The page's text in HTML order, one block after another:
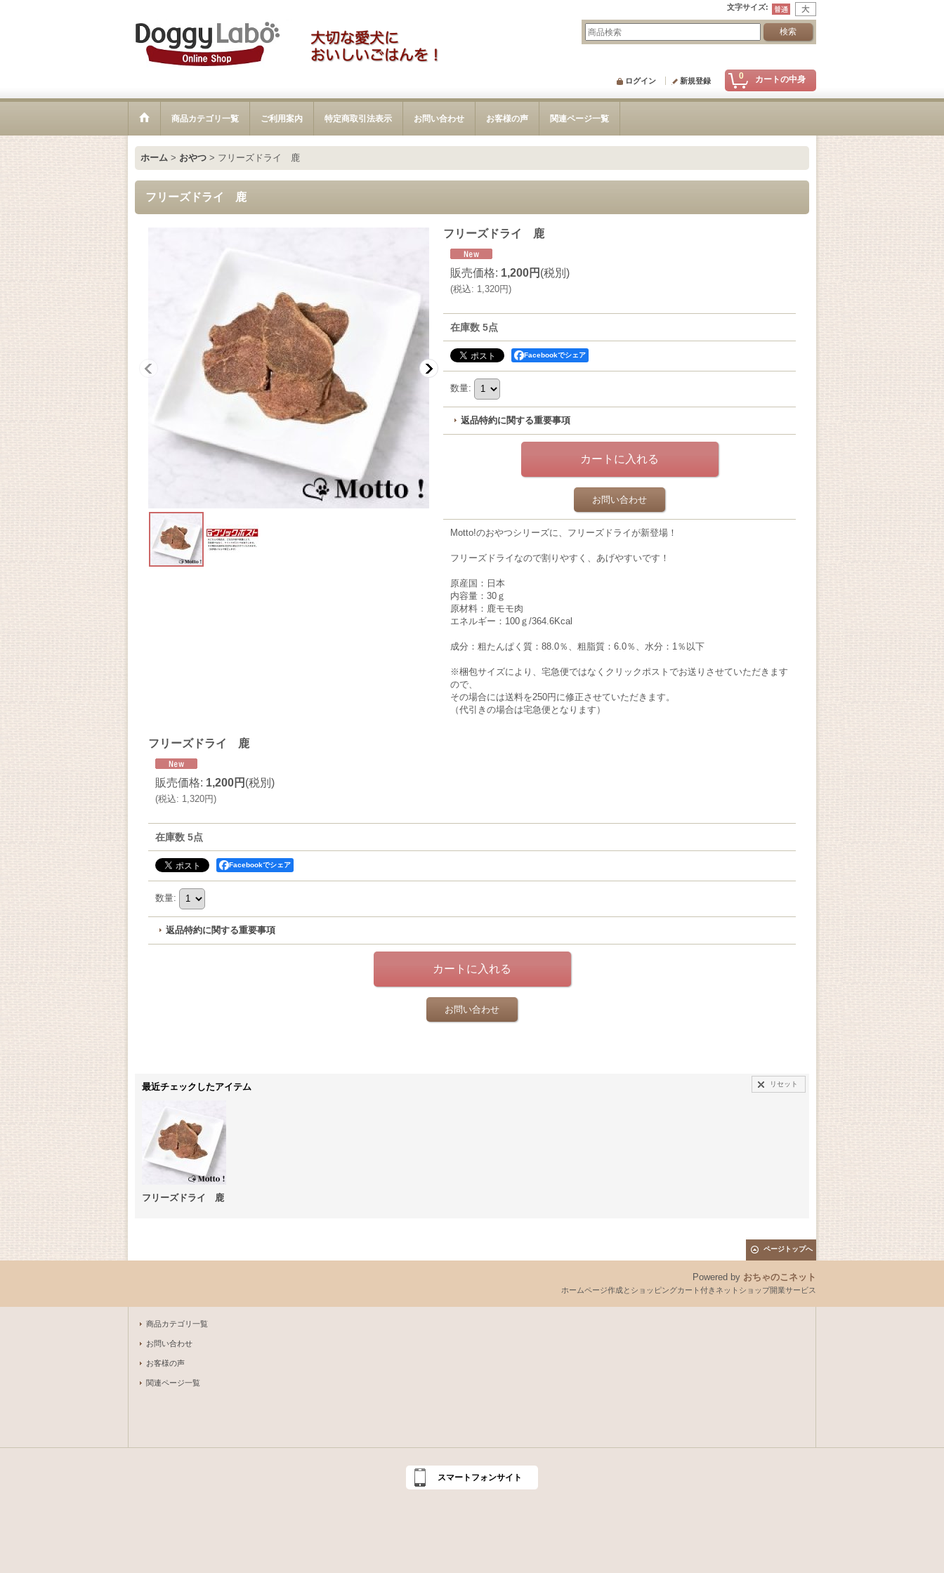
文字サイズ:
0 カートの中身
ログイン 新規登録
商品カテゴリ一覧 ご利用案内 特定商取引法表示 お問い合わせ お客様の声 関連ページ一覧
ホーム > おやつ > フリーズドライ 鹿
フリーズドライ 鹿
フリーズドライ 鹿
販売価格: 1,200円 (税別)
(税込: 1,320円)
在庫数 5点
Facebookでシェア
数量:
返品特約に関する重要事項
お問い合わせ
Motto!のおやつシリーズに、フリーズドライが新登場！
フリーズドライなので割りやすく、あげやすいです！
原産国：日本
内容量：30ｇ
原材料：鹿モモ肉
エネルギー：100ｇ/364.6Kcal
成分：粗たんぱく質：88.0％、粗脂質：6.0％、水分：1％以下
※梱包サイズにより、宅急便ではなくクリックポストでお送りさせていただきます
ので、
その場合には送料を250円に修正させていただきます。
（代引きの場合は宅急便となります）
フリーズドライ 鹿
販売価格: 1,200円 (税別)
(税込: 1,320円)
在庫数 5点
Facebookでシェア
数量:
返品特約に関する重要事項
お問い合わせ
最近チェックしたアイテム リセット
フリーズドライ 鹿
ページトップへ
Powered by おちゃのこネット
ホームページ作成とショッピングカート付きネットショップ開業サービス
商品カテゴリ一覧
お問い合わせ
お客様の声
関連ページ一覧
スマートフォンサイト